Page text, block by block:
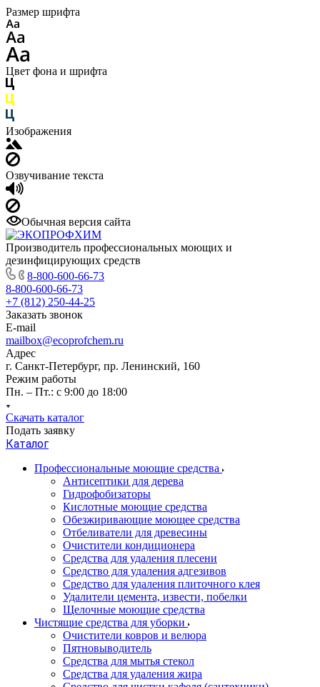
Размер шрифта
Цвет фона и шрифта
Изображения
Озвучивание текста
Обычная версия сайта
Производитель профессиональных моющих и
дезинфицирующих средств
8-800-600-66-73
8-800-600-66-73
+7 (812) 250-44-25
Заказать звонок
E-mail
mailbox@ecoprofchem.ru
Адрес
г. Санкт-Петербург, пр. Ленинский, 160
Режим работы
Пн. – Пт.: с 9:00 до 18:00
Скачать каталог
Подать заявку
Каталог
Профессиональные моющие средства
Антисептики для дерева
Гидрофобизаторы
Кислотные моющие средства
Обезжиривающие моющее средства
Отбеливатели для древесины
Очистители кондиционера
Средства для удаления плесени
Средство для удаления адгезивов
Средство для удаления плиточного клея
Удалители цемента, извести, побелки
Щелочные моющие средства
Чистящие средства для уборки
Очистители ковров и велюра
Пятновыводитель
Средства для мытья стекол
Средства для удаления жира